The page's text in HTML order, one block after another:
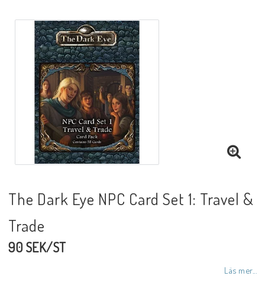
The Dark Eye NPC Card Set 1: Travel &
Trade
90 SEK/ST
Läs mer...